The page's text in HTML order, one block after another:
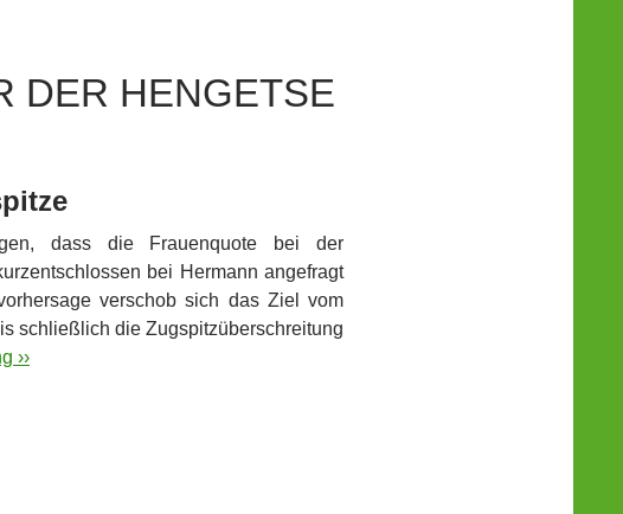
DER HENGETSE
dass die Frauenquote bei der
bei Hermann angefragt
verschob sich das Ziel vom
schließlich die Zugspitzüberschreitung
››